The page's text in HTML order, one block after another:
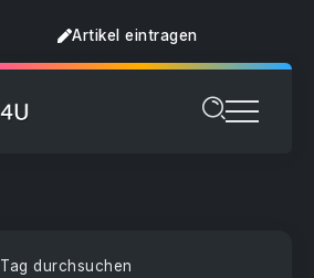
Artikel eintragen
Tag durchsuchen